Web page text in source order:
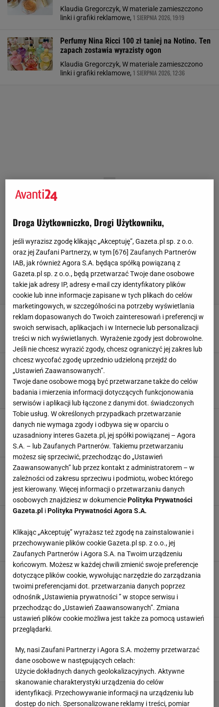
Klaudia Gregorczyk, W materiale zamieszczono
linki i grafiki reklamowe, 1 SIERPNIA 2026, 19:19
Perfumy Nina Ricci 100 zł taniej na Notino. Ten
zapach zostawia wyrazisty ogon
Klaudia Gregorczyk, W materiale zamieszczono
linki i grafiki reklamowe, 1 SIERPNIA 2026, 12:36
Przetestowałam perfumy Made in Lab. Oto
moje TOP5 zapachów na letnie wieczory [test]
Eryka Kawalec,30 LIPCA 2026, 18:42
Perfumy Prada Paradoxe Intense przecenione w
Douglas. Awangardowy zapach teraz prawie
150 zł taniej
Eryka Kawalec,28 LIPCA 2026, 21:11
Versace Bright Crystal w świetnej cenie w
Hebe. Ten zapach zostawia piękny ogon
Klaudia Gregorczyk,28 LIPCA 2026, 06:38
Rossmann obniżył ich cenę o 100 zł. Te
perfumy od Armani pachną jak luksus
Klaudia Gregorczyk,26 LIPCA 2026, 06:21
Ikony perfumiarstwa na 25-lecie Douglas - 6
beauty
Eryka Kawalec, 25 LIPCA 2026, 14:46
Jeden psik i pachniesz jak po wyjściu z
luksusowego butiku. Zapach ciągnie się za
tobą godzinami
Natalia Szyperek,23 LIPCA 2026, 05:32
lato
Klaudia Gregorczyk, W materiale zamieszczono
linki i grafiki reklamowe,22 LIPCA 2026, 16:51
Droga Użytkowniczko, Drogi Użytkowniku,
jeśli wyrazisz zgodę klikając „Akceptuję”, Gazeta.pl sp. z o.o.
oraz jej Zaufani Partnerzy, w tym [676] Zaufanych Partnerów
IAB, jak również Agora S.A. będąca spółką powiązaną z
Gazeta.pl sp. z o.o., będą przetwarzać Twoje dane osobowe
takie jak adresy IP, adresy e-mail czy identyfikatory plików
cookie lub inne informacje zapisane w tych plikach do celów
marketingowych, w szczególności na potrzeby wyświetlania
reklam dopasowanych do Twoich zainteresowań i preferencji w
swoich serwisach, aplikacjach i w Internecie lub personalizacji
treści w nich wyświetlanych. Wyrażenie zgody jest dobrowolne.
Jeśli nie chcesz wyrazić zgody, chcesz ograniczyć jej zakres lub
chcesz wycofać zgodę uprzednio udzieloną przejdź do
„Ustawień Zaawansowanych”.
Twoje dane osobowe mogą być przetwarzane także do celów
badania i mierzenia informacji dotyczących funkcjonowania
serwisów i aplikacji lub łączone z danymi dot. świadczonych
Tobie usług. W określonych przypadkach przetwarzanie
danych nie wymaga zgody i odbywa się w oparciu o
uzasadniony interes Gazeta.pl, jej spółki powiązanej – Agora
S.A. – lub Zaufanych Partnerów. Takiemu przetwarzaniu
możesz się sprzeciwić, przechodząc do „Ustawień
Zaawansowanych” lub przez kontakt z administratorem – w
zależności od zakresu sprzeciwu i podmiotu, wobec którego
jest kierowany. Więcej informacji o przetwarzaniu danych
osobowych znajdziesz w dokumenciePolityka Prywatności
Gazeta.pl iPolityka Prywatności Agora S.A.
Klikając „Akceptuję” wyrażasz też zgodę na zainstalowanie i
przechowywanie plików cookie Gazeta.pl sp. z o.o., jej
Zaufanych Partnerów i Agora S.A. na Twoim urządzeniu
końcowym. Możesz w każdej chwili zmienić swoje preferencje
dotyczące plików cookie, wywołując narzędzie do zarządzania
twoimi preferencjami dot. przetwarzania danych poprzez
odnośnik „Ustawienia prywatności ” w stopce serwisu i
przechodząc do „Ustawień Zaawansowanych”. Zmiana
ustawień plików cookie możliwa jest także za pomocą ustawień
przeglądarki.
My, nasi Zaufani Partnerzy i Agora S.A. możemy przetwarzać
dane osobowe w następujących celach:
Użycie dokładnych danych geolokalizacyjnych. Aktywne
skanowanie charakterystyki urządzenia do celów
identyfikacji. Przechowywanie informacji na urządzeniu lub
dostęp do nich. Spersonalizowane reklamy i treści, pomiar